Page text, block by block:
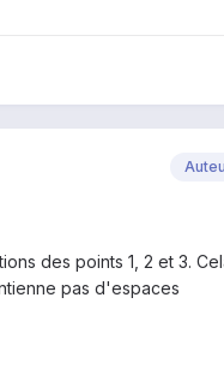
des points 1, 2 et 3.
pas d'espaces